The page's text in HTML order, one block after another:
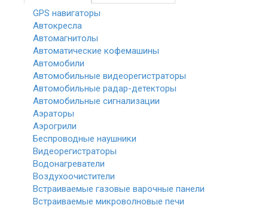
GPS навигаторы
Автокресла
Автомагнитолы
Автоматические кофемашины
Автомобили
Автомобильные видеорегистраторы
Автомобильные радар-детекторы
Автомобильные сигнализации
Аэраторы
Аэрогрили
Беспроводные наушники
Видеорегистраторы
Водонагреватели
Воздухоочистители
Встраиваемые газовые варочные панели
Встраиваемые микроволновые печи